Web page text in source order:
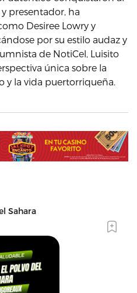
presentador, ha
Desiree Lowry y
por su estilo audaz y
de NotiCel, Luisito
única sobre la
y la vida puertorriqueña.
Sahara